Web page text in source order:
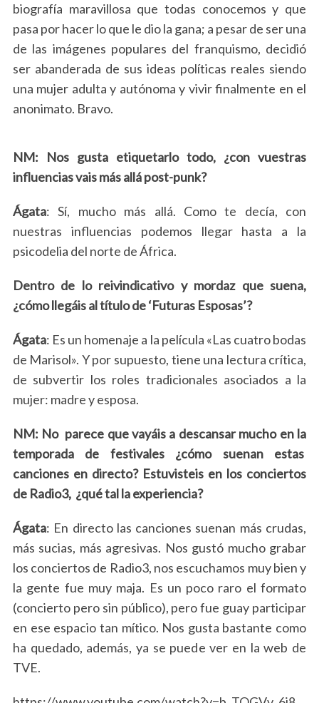
biografía maravillosa que todas conocemos y que
pasa por hacer lo que le dio la gana; a pesar de ser una
de las imágenes populares del franquismo, decidió
ser abanderada de sus ideas políticas reales siendo
una mujer adulta y autónoma y vivir finalmente en el
anonimato. Bravo.
NM: Nos gusta etiquetarlo todo, ¿con vuestras
influencias vais más allá post-punk?
Ágata: Sí, mucho más allá. Como te decía, con
nuestras influencias podemos llegar hasta a la
psicodelia del norte de África.
Dentro de lo reivindicativo y mordaz que suena,
¿cómo llegáis al título de ‘Futuras Esposas’?
Ágata: Es un homenaje a la película «Las cuatro bodas
de Marisol». Y por supuesto, tiene una lectura crítica,
de subvertir los roles tradicionales asociados a la
mujer: madre y esposa.
NM: No parece que vayáis a descansar mucho en la
temporada de festivales ¿cómo suenan estas
canciones en directo? Estuvisteis en los conciertos
de Radio3, ¿qué tal la experiencia?
Ágata: En directo las canciones suenan más crudas,
más sucias, más agresivas. Nos gustó mucho grabar
los conciertos de Radio3, nos escuchamos muy bien y
la gente fue muy maja. Es un poco raro el formato
(concierto pero sin público), pero fue guay participar
en ese espacio tan mítico. Nos gusta bastante como
ha quedado, además, ya se puede ver en la web de
TVE.
a
r
c
f